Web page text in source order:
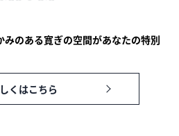
のある寛ぎの空間があなたの特別
くはこちら